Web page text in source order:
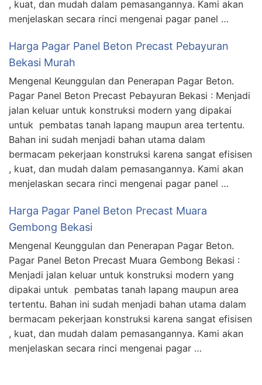
, kuat, dan mudah dalam pemasangannya. Kami akan
menjelaskan secara rinci mengenai pagar panel …
Harga Pagar Panel Beton Precast Pebayuran
Bekasi Murah
Mengenal Keunggulan dan Penerapan Pagar Beton.
Pagar Panel Beton Precast Pebayuran Bekasi : Menjadi
jalan keluar untuk konstruksi modern yang dipakai
untuk pembatas tanah lapang maupun area tertentu.
Bahan ini sudah menjadi bahan utama dalam
bermacam pekerjaan konstruksi karena sangat efisisen
, kuat, dan mudah dalam pemasangannya. Kami akan
menjelaskan secara rinci mengenai pagar panel …
Harga Pagar Panel Beton Precast Muara
Gembong Bekasi
Mengenal Keunggulan dan Penerapan Pagar Beton.
Pagar Panel Beton Precast Muara Gembong Bekasi :
Menjadi jalan keluar untuk konstruksi modern yang
dipakai untuk pembatas tanah lapang maupun area
tertentu. Bahan ini sudah menjadi bahan utama dalam
bermacam pekerjaan konstruksi karena sangat efisisen
, kuat, dan mudah dalam pemasangannya. Kami akan
menjelaskan secara rinci mengenai pagar …